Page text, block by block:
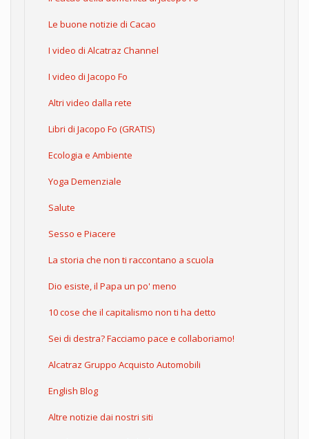
Le buone notizie di Cacao
I video di Alcatraz Channel
I video di Jacopo Fo
Altri video dalla rete
Libri di Jacopo Fo (GRATIS)
Ecologia e Ambiente
Yoga Demenziale
Salute
Sesso e Piacere
La storia che non ti raccontano a scuola
Dio esiste, il Papa un po' meno
10 cose che il capitalismo non ti ha detto
Sei di destra? Facciamo pace e collaboriamo!
Alcatraz Gruppo Acquisto Automobili
English Blog
Altre notizie dai nostri siti